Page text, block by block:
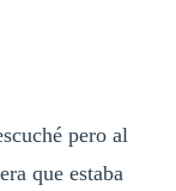
pero al
que estaba